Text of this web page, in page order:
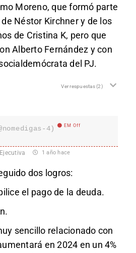
Moreno, que formó parte
Néstor Kirchner y de los
de Cristina K, pero que
Alberto Fernández y con
del PJ.
Ver respuestas(2)
4) EM Off
1 año hace
dos logros:
el pago de la deuda.
sencillo relacionado con
en 2024 en un 4%